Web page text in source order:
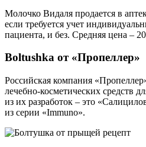
Молочко Видаля продается в
если требуется учет
пациента, и без. Средняя цена ‒
Boltushka от «Пропеллер»
Российская компания
лечебно-косметических средств
из их разработок ‒ это
из серии «Immuno».